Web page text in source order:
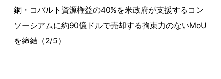
銅・コバルト資源権益の40%を米政府が支援するコン
ソーシアムに約90億ドルで売却する拘束力のないMoU
を締結（2/5）